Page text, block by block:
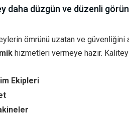
daha düzgün ve düzenli
ömrünü uzatan ve güvenliğini
hizmetleri vermeye hazır.
Ekipleri